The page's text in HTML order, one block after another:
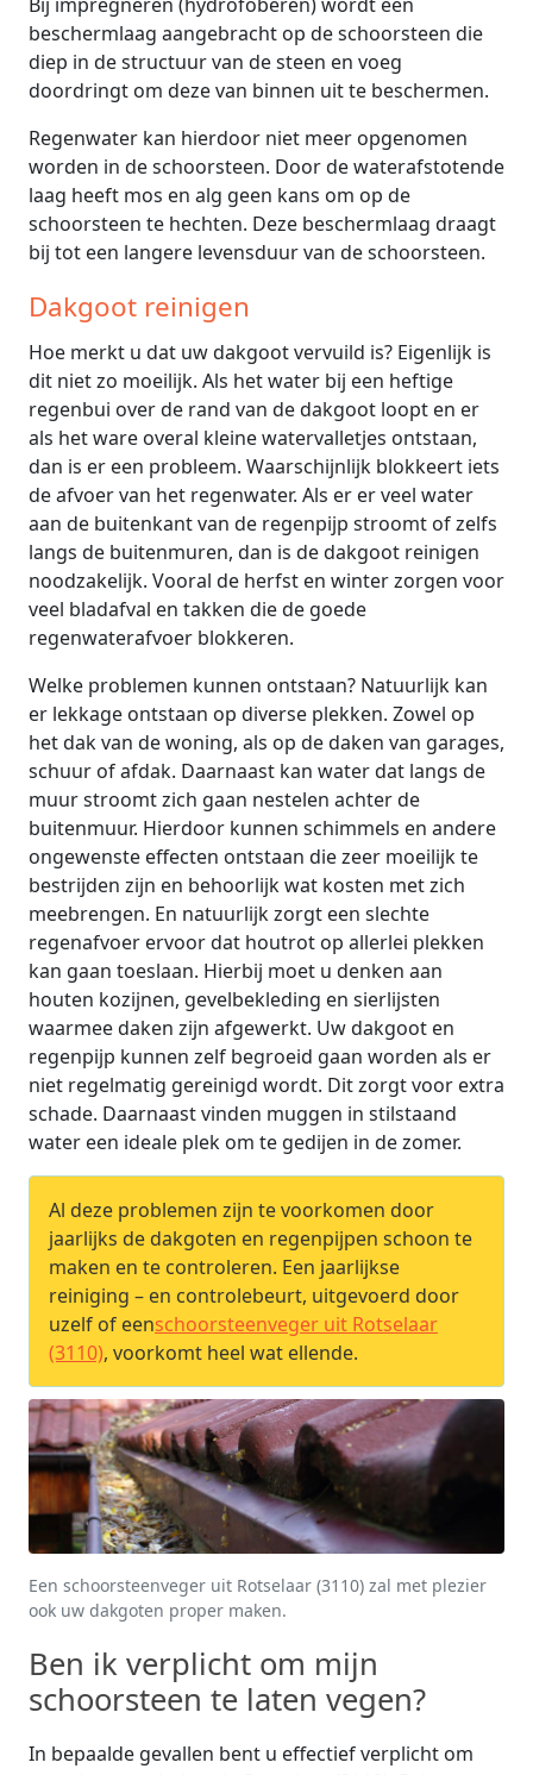
beschermlaag aangebracht op de schoorsteen die
diep in de structuur van de steen en voeg
doordringt om deze van binnen uit te beschermen.
Regenwater kan hierdoor niet meer opgenomen
worden in de schoorsteen. Door de waterafstotende
laag heeft mos en alg geen kans om op de
schoorsteen te hechten. Deze beschermlaag draagt
bij tot een langere levensduur van de schoorsteen.
Dakgoot reinigen
Hoe merkt u dat uw dakgoot vervuild is? Eigenlijk is
dit niet zo moeilijk. Als het water bij een heftige
regenbui over de rand van de dakgoot loopt en er
als het ware overal kleine watervalletjes ontstaan,
dan is er een probleem. Waarschijnlijk blokkeert iets
de afvoer van het regenwater. Als er er veel water
aan de buitenkant van de regenpijp stroomt of zelfs
langs de buitenmuren, dan is de dakgoot reinigen
noodzakelijk. Vooral de herfst en winter zorgen voor
veel bladafval en takken die de goede
regenwaterafvoer blokkeren.
Welke problemen kunnen ontstaan? Natuurlijk kan
er lekkage ontstaan op diverse plekken. Zowel op
het dak van de woning, als op de daken van garages,
schuur of afdak. Daarnaast kan water dat langs de
muur stroomt zich gaan nestelen achter de
buitenmuur. Hierdoor kunnen schimmels en andere
ongewenste effecten ontstaan die zeer moeilijk te
bestrijden zijn en behoorlijk wat kosten met zich
meebrengen. En natuurlijk zorgt een slechte
regenafvoer ervoor dat houtrot op allerlei plekken
kan gaan toeslaan. Hierbij moet u denken aan
houten kozijnen, gevelbekleding en sierlijsten
waarmee daken zijn afgewerkt. Uw dakgoot en
regenpijp kunnen zelf begroeid gaan worden als er
niet regelmatig gereinigd wordt. Dit zorgt voor extra
schade. Daarnaast vinden muggen in stilstaand
water een ideale plek om te gedijen in de zomer.
Al deze problemen zijn te voorkomen door
jaarlijks de dakgoten en regenpijpen schoon te
maken en te controleren. Een jaarlijkse
reiniging – en controlebeurt, uitgevoerd door
uzelf of eenschoorsteenveger uit Rotselaar
(3110), voorkomt heel wat ellende.
Een schoorsteenveger uit Rotselaar (3110) zal met plezier
ook uw dakgoten proper maken.
Ben ik verplicht om mijn
schoorsteen te laten vegen?
In bepaalde gevallen bent u effectief verplicht om